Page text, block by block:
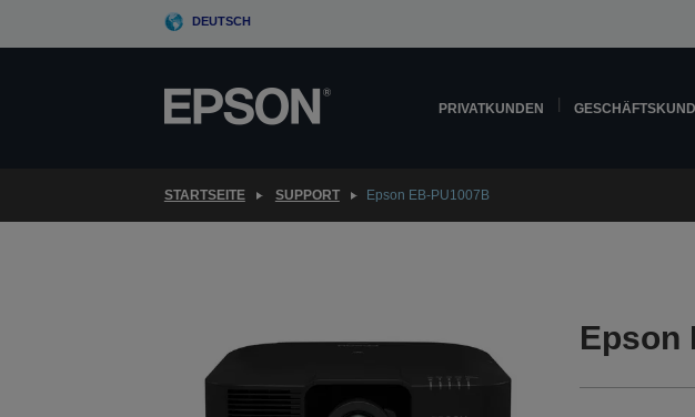
DEUTSCH
PRIVATKUNDEN
STARTSEITE SUPPORT Epson EB-PU1007B
Epson